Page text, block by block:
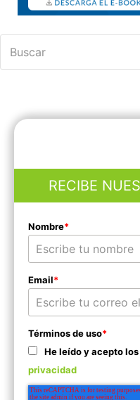
RECIBE
Nombre*
Email*
Términos de uso*
He leído y acepto los
privacidad